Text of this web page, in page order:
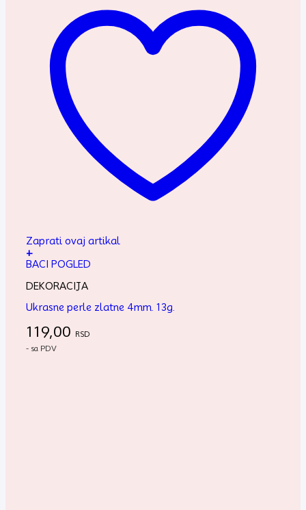
Zaprati ovaj artikal
+
BACI POGLED
DEKORACIJA
Ukrasne perle zlatne 4mm. 13g.
119,00 RSD
- sa PDV